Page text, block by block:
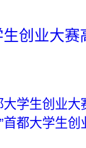
生创业大
大学生创业
首都大学生